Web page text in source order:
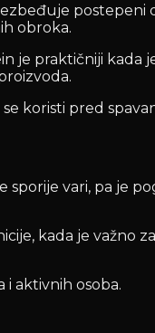
obroka.
je praktičniji kada
koristi pred
sporije vari, pa je
kada je važno
aktivnih osoba.